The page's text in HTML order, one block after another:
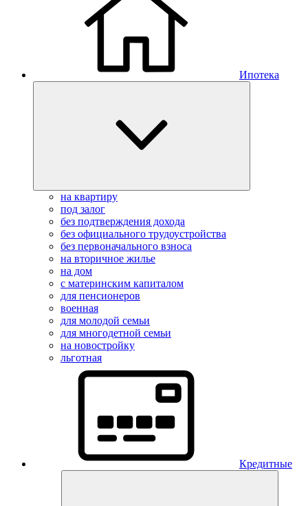
Ипотека
на квартиру
под залог
без подтверждения дохода
без официального трудоустройства
без первоначального взноса
на вторичное жилье
на дом
с материнским капиталом
для пенсионеров
военная
для молодой семьи
для многодетной семьи
на новостройку
льготная
Кредитные